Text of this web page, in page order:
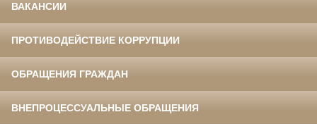
ВАКАНСИИ
ПРОТИВОДЕЙСТВИЕ КОРРУПЦИИ
ОБРАЩЕНИЯ ГРАЖДАН
ВНЕПРОЦЕССУАЛЬНЫЕ ОБРАЩЕНИЯ